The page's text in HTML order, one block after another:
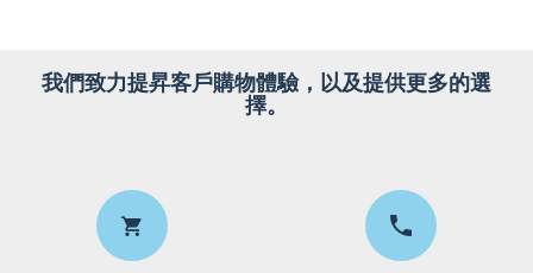
我們致力提昇客戶購物體驗，以及提供更多的選
擇。